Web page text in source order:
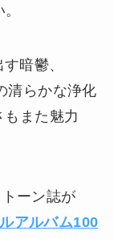
暗鬱、
清らかな浄化
もまた魅力
ーン誌が
アルバム100